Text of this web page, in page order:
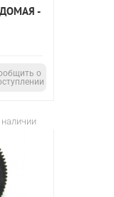
-
о